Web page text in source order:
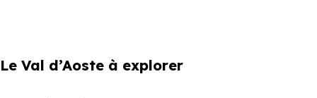
Le Val d’Aoste à explorer